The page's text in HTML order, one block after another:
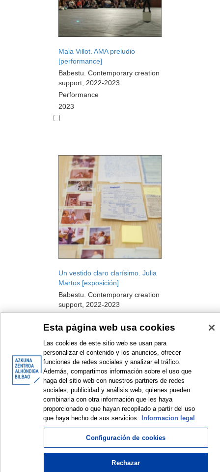
Maia Villot. AMA preludio
[performance]
Babestu. Contemporary creation
support, 2022-2023
Performance
2023
Un vestido claro clarísimo. Julia
Martos [exposición]
Babestu. Contemporary creation
support, 2022-2023
2022
< Items sorted by: 1 to 4 of 4 >
© Azkuna Zentroa - Alhóndiga Bilbao
Esta página web usa cookies
Las cookies de este sitio web se usan para
personalizar el contenido y los anuncios, ofrecer
funciones de redes sociales y analizar el tráfico.
Además, compartimos información sobre el uso que
haga del sitio web con nuestros partners de redes
sociales, publicidad y análisis web, quienes pueden
combinarla con otra información que les haya
proporcionado o que hayan recopilado a partir del uso
que haya hecho de sus servicios.
Informacion legal
Configuración de cookies
Rechazar